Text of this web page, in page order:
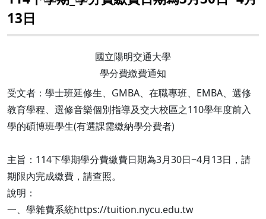
13日
國立陽明交通大學
學分費繳費通知
受文者：學士班延修生、GMBA、在職專班、EMBA、選修
教育學程、選修音樂個別指導及交大校區之110學年度前入
學的碩博班學生(有選課需繳納學分費者)
主旨：114下學期學分費繳費日期為3月30日~4月13日，請
期限內完成繳費，請查照。
說明：
一、學雜費系統https://tuition.nycu.edu.tw